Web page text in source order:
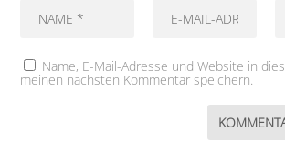
Name, E-Mail-Adresse und Website in
meinen nächsten Kommentar speichern.